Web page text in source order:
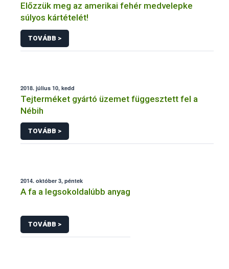
Előzzük meg az amerikai fehér medvelepke
súlyos kártételét!
TOVÁBB >
2018. július 10, kedd
Tejterméket gyártó üzemet függesztett fel a
Nébih
TOVÁBB >
2014. október 3, péntek
A fa a legsokoldalúbb anyag
TOVÁBB >